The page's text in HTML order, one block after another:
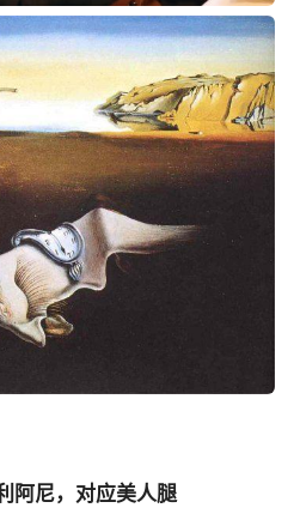
阿尼，对应美人腿